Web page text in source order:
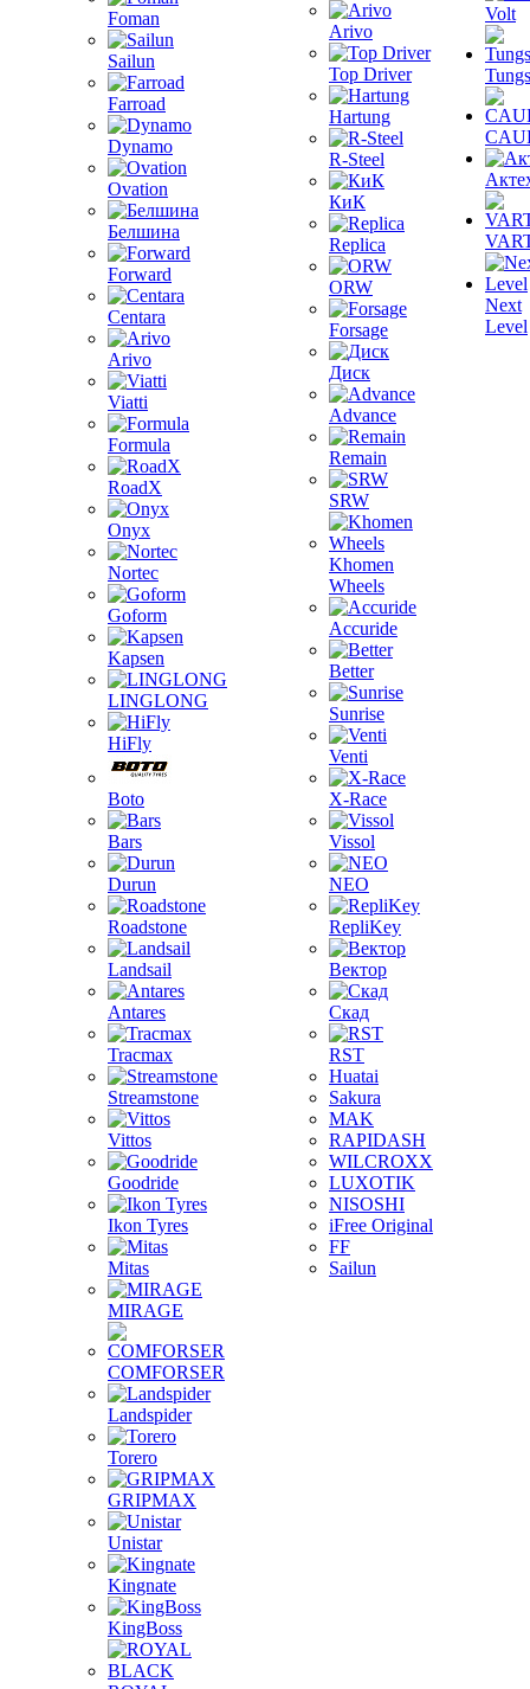
Foman
Sailun
Farroad
Dynamo
Ovation
Белшина
Forward
Centara
Arivo
Viatti
Formula
RoadX
Onyx
Nortec
Goform
Kapsen
LINGLONG
HiFly
Boto
Bars
Durun
Roadstone
Landsail
Antares
Tracmax
Streamstone
Vittos
Goodride
Ikon Tyres
Mitas
MIRAGE
COMFORSER
Landspider
Torero
GRIPMAX
Unistar
Kingnate
KingBoss
Arivo
Top Driver
Hartung
R-Steel
КиК
Replica
ORW
Forsage
Диск
Advance
Remain
SRW
Khomen
Wheels
Accuride
Better
Sunrise
Venti
X-Race
Vissol
NEO
RepliKey
Вектор
Скад
RST
Huatai
Sakura
MAK
RAPIDASH
WILCROXX
LUXOTIK
NISOSHI
iFree Original
FF
Sailun
Volt
Next
Level